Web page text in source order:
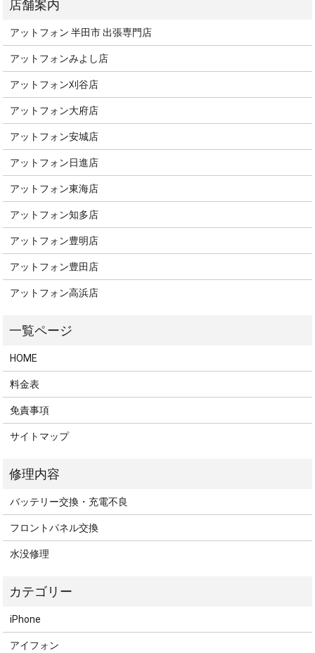
アットフォン 半田市 出張専門店
アットフォンみよし店
アットフォン刈谷店
アットフォン大府店
アットフォン安城店
アットフォン日進店
アットフォン東海店
アットフォン知多店
アットフォン豊明店
アットフォン豊田店
アットフォン高浜店
HOME
料金表
免責事項
サイトマップ
バッテリー交換・充電不良
フロントパネル交換
水没修理
iPhone
アイフォン